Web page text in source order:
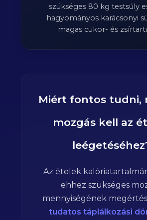
szükséges 80 kg testsúly
hagyományos karácsonyi
magas cukor- és
Miért fontos tudni,
mozgás kell az
Az ételek
ehhez szükséges
mennyiségének
tudatos táplálkozási